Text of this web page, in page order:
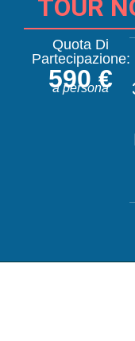
TOUR
Quota Di
Partecipazione:
590 €
a persona